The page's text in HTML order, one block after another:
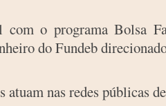
com o programa Bolsa
do Fundeb
atuam nas redes públicas